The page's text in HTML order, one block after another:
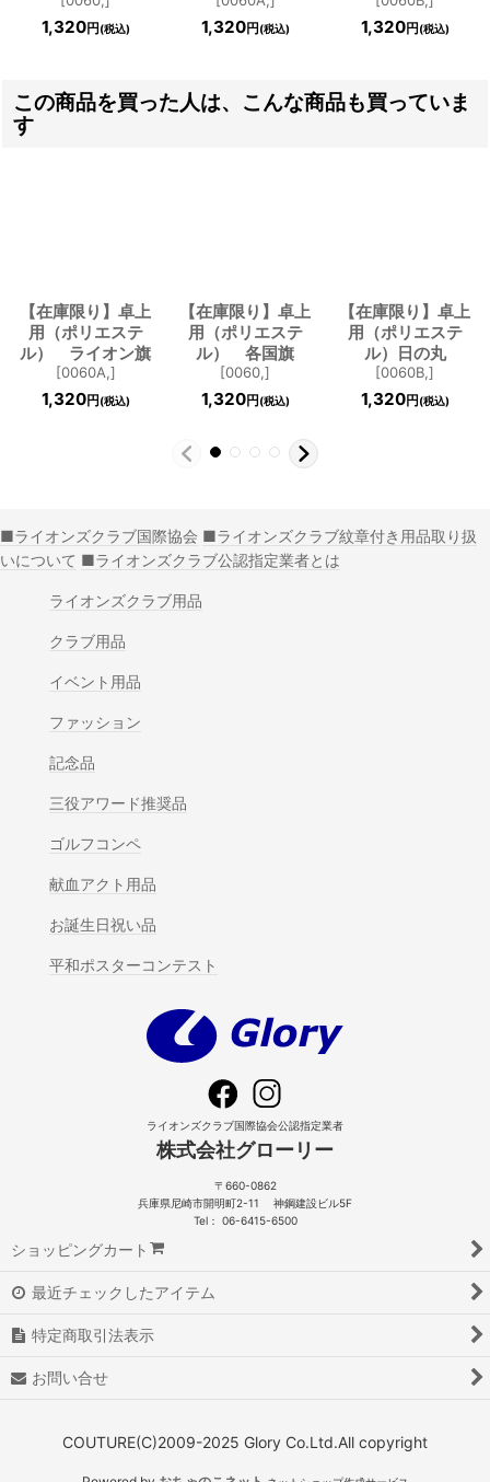
1,320円 (税込) 1,320円 (税込) 1,320円 (税込)
この商品を買った人は、こんな商品も買っていま
す
【在庫限り】卓上
用（ポリエステ
ル） ライオン旗
[0060A,]
1,320円 (税込)
【在庫限り】卓上
用（ポリエステ
ル） 各国旗
[0060,]
1,320円 (税込)
【在庫限り】卓上
用（ポリエステ
ル）日の丸
[0060B,]
1,320円 (税込)
■ライオンズクラブ国際協会 ■ライオンズクラブ紋章付き用品取り扱
いについて ■ライオンズクラブ公認指定業者とは
ライオンズクラブ用品
クラブ用品
イベント用品
ファッション
記念品
三役アワード推奨品
ゴルフコンペ
献血アクト用品
お誕生日祝い品
平和ポスターコンテスト
ライオンズクラブ国際協会公認指定業者
株式会社グローリー
〒660-0862
兵庫県尼崎市開明町2-11 神鋼建設ビル5F
Tel： 06-6415-6500
ショッピングカート
最近チェックしたアイテム
特定商取引法表示
お問い合せ
COUTURE(C)2009-2025 Glory Co.Ltd.All copyright